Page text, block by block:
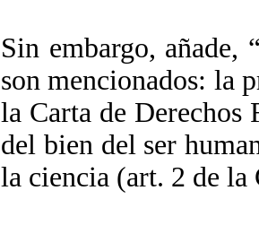
Sin embargo, añade,
son mencionados: la
la Carta de Derechos
del bien del ser
la ciencia (art. 2 de